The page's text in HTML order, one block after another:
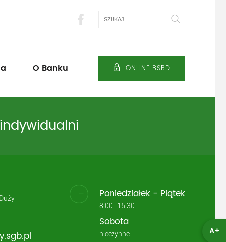
A+
Szukaj
O Banku ONLINE BSBD
Poniedziałek - Piątek
8:00 - 15:30
Sobota
nieczynne